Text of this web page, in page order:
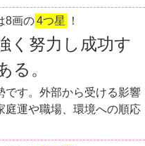
8画の4つ星 ！
く努力し成功す
る。
です。外部から受ける影響
庭運や職場、環境への順応